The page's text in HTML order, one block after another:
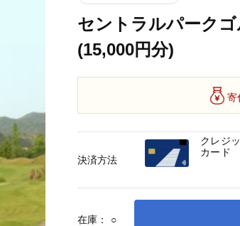
セントラルパーク
(15,000円分)
寄
在庫： ○
決済方法
クレジ
カード